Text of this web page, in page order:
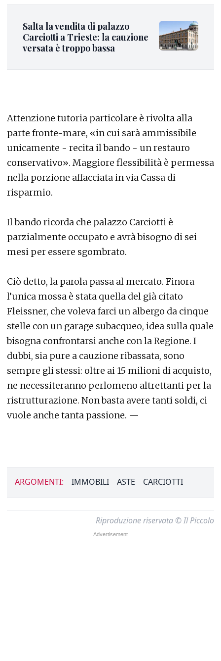
Salta la vendita di palazzo
Carciotti a Trieste: la cauzione
versata è troppo bassa
Attenzione tutoria particolare è rivolta alla
parte fronte-mare, «in cui sarà ammissibile
unicamente - recita il bando - un restauro
conservativo». Maggiore flessibilità è permessa
nella porzione affacciata in via Cassa di
risparmio.
Il bando ricorda che palazzo Carciotti è
parzialmente occupato e avrà bisogno di sei
mesi per essere sgombrato.
Ciò detto, la parola passa al mercato. Finora
l’unica mossa è stata quella del già citato
Fleissner, che voleva farci un albergo da cinque
stelle con un garage subacqueo, idea sulla quale
bisogna confrontarsi anche con la Regione. I
dubbi, sia pure a cauzione ribassata, sono
sempre gli stessi: oltre ai 15 milioni di acquisto,
ne necessiteranno perlomeno altrettanti per la
ristrutturazione. Non basta avere tanti soldi, ci
vuole anche tanta passione. —
ARGOMENTI: IMMOBILI ASTE CARCIOTTI
Riproduzione riservata © Il Piccolo